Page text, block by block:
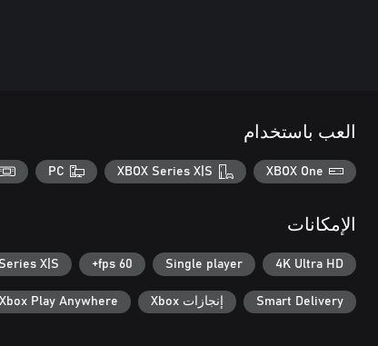
العب باستخدام
XBOX One
XBOX Series X|S
PC
الإمكانات
4K Ultra HD
Single player
60 fps+
X|S
Smart Delivery إنجازات Xbox Xbox Play Anywhere